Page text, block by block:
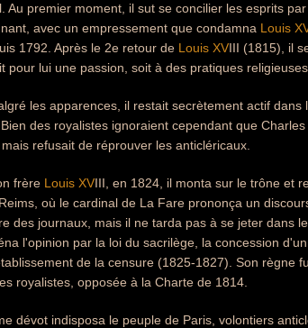
Au premier moment, il sut se concilier les esprits
avec un empressement que condamna Louis
1792. Après le 2e retour de Louis XVIII (1815), il
pour lui une passion, soit à des pratiques
les apparences, il restait secrètement actif
des royalistes ignoraient cependant que
refusait de réprouver les anticléricaux.
frère Louis XVIII, en 1824, il monta sur le trône et
où le cardinal de La Fare prononça un
des journaux, mais il ne tarda pas à se jeter dans
l'opinion par la loi du sacrilège, la concession
de la censure (1825-1827). Son règne
royalistes, opposée à la Charte de 1814.
dévot indisposa le peuple de Paris, volontiers